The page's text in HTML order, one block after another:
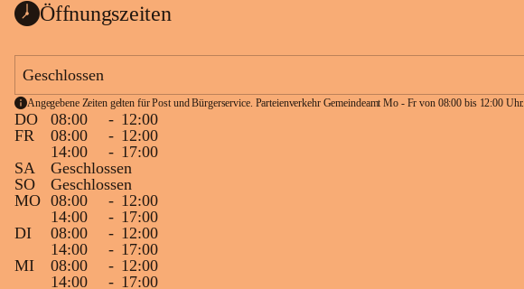
Öffnungszeiten
Geschlossen
Angegebene Zeiten gelten für Post und Bürgerservice. Parteienverkehr Gemeindeamt Mo - Fr von 08:00 bis 12:00 Uhr.
DO 08:00 - 12:00
FR
08:00 - 12:00
14:00
- 17:00
SA
Geschlossen
SO
Geschlossen
MO 08:00 - 12:00
14:00
- 17:00
DI
08:00 - 12:00
14:00
- 17:00
MI
08:00 - 12:00
14:00
- 17:00